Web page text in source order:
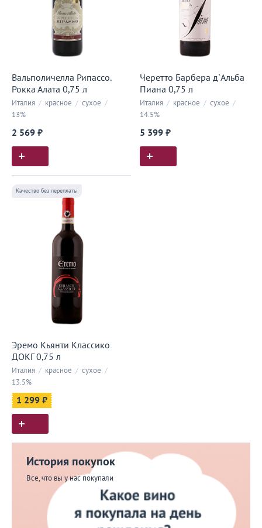
Вальполичелла Рипассо.
Рокка Алата 0,75 л
Италия / красное / сухое /
13%
2 569 ₽
Черетто Барбера д`Альба
Пиана 0,75 л
Италия / красное / сухое /
14.5%
5 399 ₽
Качество без переплаты
Эремо Кьянти Классико
ДОКГ 0,75 л
Италия / красное / сухое /
13.5%
1 299 ₽
История покупок
Все, что вы у нас покупали